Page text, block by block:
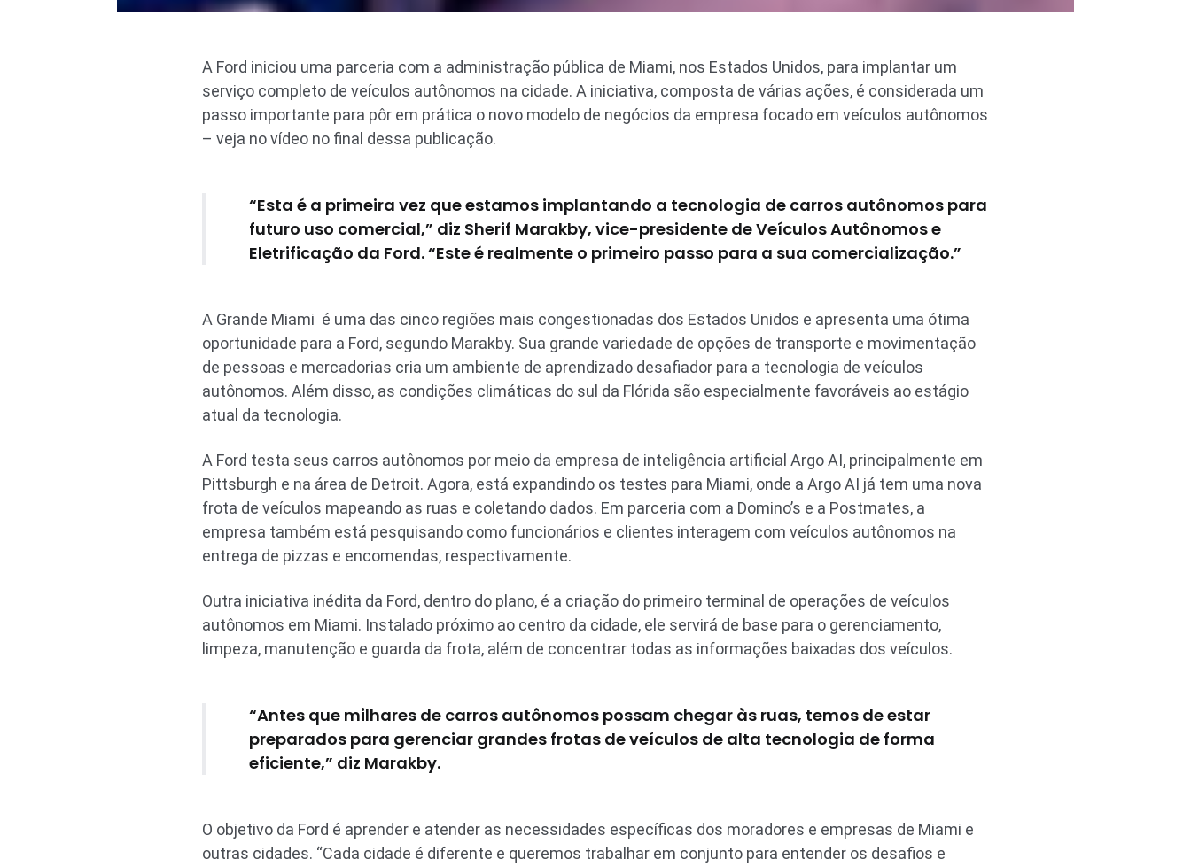
A Ford iniciou uma parceria com a administração pública de Miami, nos Estados Unidos, para implantar um
serviço completo de veículos autônomos na cidade. A iniciativa, composta de várias ações, é considerada um
passo importante para pôr em prática o novo modelo de negócios da empresa focado em veículos autônomos
– veja no vídeo no final dessa publicação.
“Esta é a primeira vez que estamos implantando a tecnologia de carros autônomos para
futuro uso comercial,” diz Sherif Marakby, vice-presidente de Veículos Autônomos e
Eletrificação da Ford. “Este é realmente o primeiro passo para a sua comercialização.”
A Grande Miami é uma das cinco regiões mais congestionadas dos Estados Unidos e apresenta uma ótima
oportunidade para a Ford, segundo Marakby. Sua grande variedade de opções de transporte e movimentação
de pessoas e mercadorias cria um ambiente de aprendizado desafiador para a tecnologia de veículos
autônomos. Além disso, as condições climáticas do sul da Flórida são especialmente favoráveis ao estágio
atual da tecnologia.
A Ford testa seus carros autônomos por meio da empresa de inteligência artificial Argo AI, principalmente em
Pittsburgh e na área de Detroit. Agora, está expandindo os testes para Miami, onde a Argo AI já tem uma nova
frota de veículos mapeando as ruas e coletando dados. Em parceria com a Domino’s e a Postmates, a
empresa também está pesquisando como funcionários e clientes interagem com veículos autônomos na
entrega de pizzas e encomendas, respectivamente.
Outra iniciativa inédita da Ford, dentro do plano, é a criação do primeiro terminal de operações de veículos
autônomos em Miami. Instalado próximo ao centro da cidade, ele servirá de base para o gerenciamento,
limpeza, manutenção e guarda da frota, além de concentrar todas as informações baixadas dos veículos.
“Antes que milhares de carros autônomos possam chegar às ruas, temos de estar
preparados para gerenciar grandes frotas de veículos de alta tecnologia de forma
eficiente,” diz Marakby.
O objetivo da Ford é aprender e atender as necessidades específicas dos moradores e empresas de Miami e
outras cidades. “Cada cidade é diferente e queremos trabalhar em conjunto para entender os desafios e